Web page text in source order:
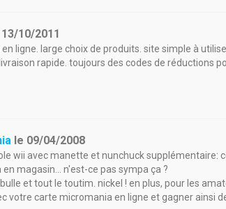
13/10/2011
ligne. large choix de produits. site simple à
rapide. toujours des codes de réductions
le 09/04/2008
wii avec manette et nunchuck supplémentaire:
magasin... n'est-ce pas sympa ça ?
et tout le toutim. nickel ! en plus, pour les
votre carte micromania en ligne et gagner ainsi